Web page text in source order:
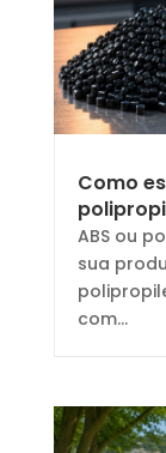
Como
ABS ou
sua
com...